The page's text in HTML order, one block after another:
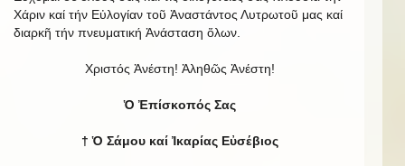
Χάριν καί τήν Εὐλογίαν τοῦ Ἀναστάντος Λυτρωτοῦ μας καί
διαρκῆ τήν πνευματική Ἀνάσταση ὅλων.
Χριστός Ἀνέστη! Ἀληθῶς Ἀνέστη!
Ὁ Ἐπίσκοπός Σας
† Ὁ Σάμου καί Ἰκαρίας Εὐσέβιος